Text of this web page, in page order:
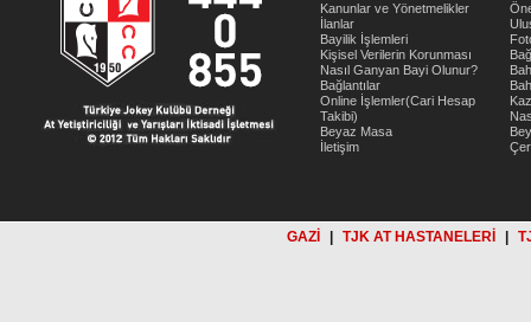
Kanunlar ve Yönetmelikler
İlanlar
Bayilik İşlemleri
Kişisel Verilerin Korunması
Nasıl Ganyan Bayi Olunur?
Bağlantılar
Online İşlemler(Cari Hesap
Takibi)
Beyaz Masa
İletişim
GAZİ TJK AT HASTANELERİ